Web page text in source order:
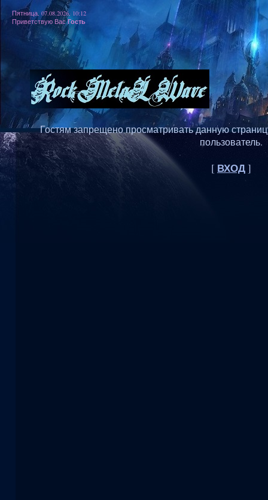
Пятница, 07.08.2026, 10:12
Приветствую Вас Гость
Гостям запрещено просматривать данную
пользователь.
[ ВХОД]